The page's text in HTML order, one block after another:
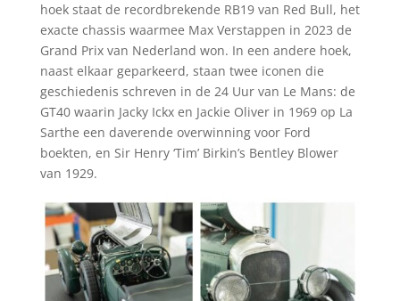
hoek staat de recordbrekende RB19 van Red Bull, het
exacte chassis waarmee Max Verstappen in 2023 de
Grand Prix van Nederland won. In een andere hoek,
naast elkaar geparkeerd, staan twee iconen die
geschiedenis schreven in de 24 Uur van Le Mans: de
GT40 waarin Jacky Ickx en Jackie Oliver in 1969 op La
Sarthe een daverende overwinning voor Ford
boekten, en Sir Henry ‘Tim’ Birkin’s Bentley Blower
van 1929.